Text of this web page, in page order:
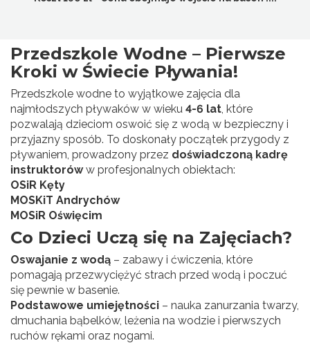
Przedszkole Wodne – Pierwsze
Kroki w Świecie Pływania!
Przedszkole wodne to wyjątkowe zajęcia dla
najmłodszych pływaków w wieku 4-6 lat , które
pozwalają dzieciom oswoić się z wodą w bezpieczny i
przyjazny sposób. To doskonały początek przygody z
pływaniem, prowadzony przez doświadczoną kadrę
instruktoróww profesjonalnych obiektach:
OSiR Kęty
MOSKiT Andrychów
MOSiR Oświęcim
Co Dzieci Uczą się na Zajęciach?
Oswajanie z wodą – zabawy i ćwiczenia, które
pomagają przezwyciężyć strach przed wodą i poczuć
się pewnie w basenie.
Podstawowe umiejętności – nauka zanurzania twarzy,
dmuchania bąbelków, leżenia na wodzie i pierwszych
ruchów rękami oraz nogami.